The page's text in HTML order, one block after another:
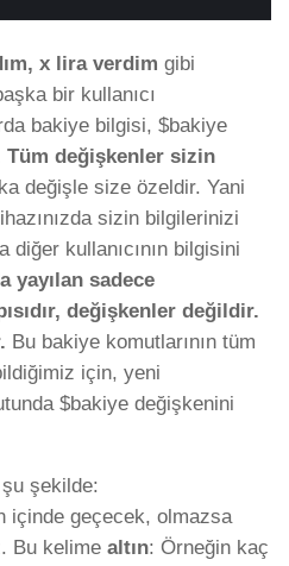
x lira verdim gibi
bir kullanıcı
bakiye bilgisi, $bakiye
Tüm değişkenler sizin
değişle size özeldir. Yani
sizin bilgilerinizi
kullanıcının bilgisini
yayılan sadece
değişkenler değildir.
Bu bakiye komutlarının tüm
için, yeni
$bakiye değişkenini
şu şekilde:
içinde geçecek, olmazsa
Bu kelime altın: Örneğin kaç